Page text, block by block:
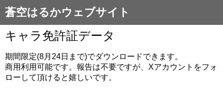
蒼空はるかウェブサイト
キャラ免許証データ
期間限定(8月24日まで)でダウンロードできます。
商用利用可能です。報告は不要ですが、Xアカウントをフォ
ローして頂けると嬉しいです。